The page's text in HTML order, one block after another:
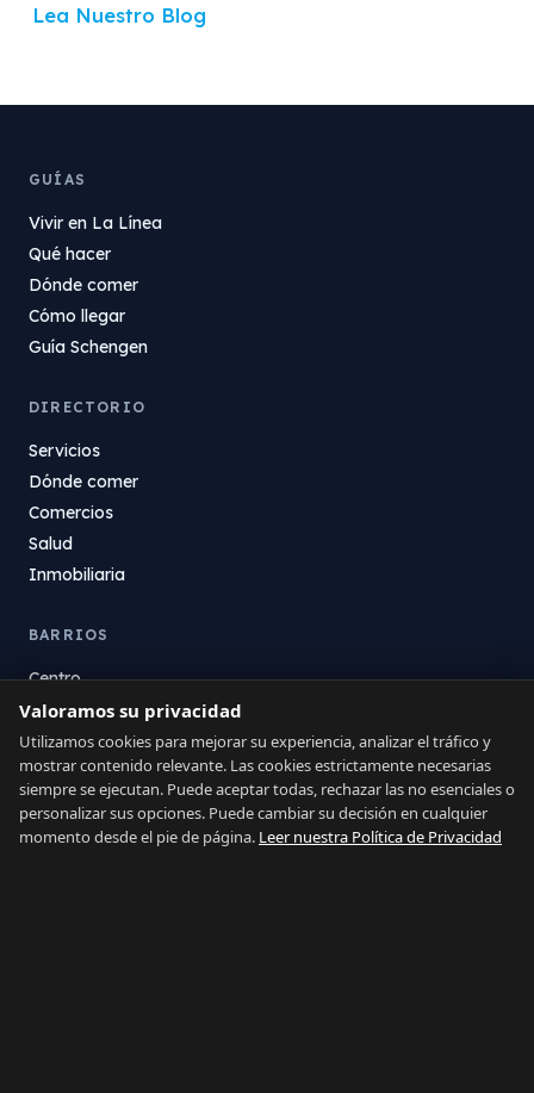
Lea Nuestro Blog
GUÍAS
Vivir en La Línea
Qué hacer
Dónde comer
Cómo llegar
Guía Schengen
DIRECTORIO
Servicios
Dónde comer
Comercios
Salud
Inmobiliaria
BARRIOS
Centro
La Atunara
Poniente
El Zabal
Santa Margarita
La Alcaidesa
Valoramos su privacidad
Utilizamos cookies para mejorar su experiencia, analizar el tráfico y
mostrar contenido relevante. Las cookies estrictamente necesarias
siempre se ejecutan. Puede aceptar todas, rechazar las no esenciales o
personalizar sus opciones. Puede cambiar su decisión en cualquier
momento desde el pie de página. Leer nuestra Política de Privacidad